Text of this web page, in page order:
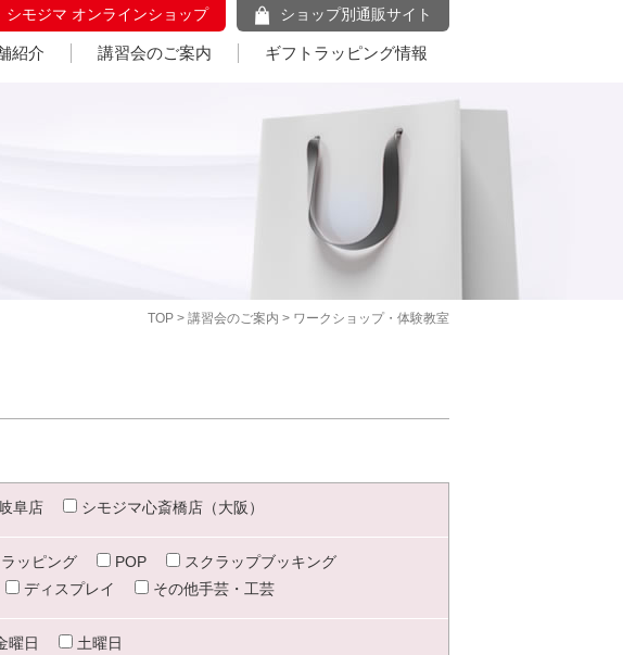
シモジマ オンラインショップ ショップ別通販サイト
紹介 講習会のご案内 ギフトラッピング情報
TOP > 講習会のご案内 > ワークショップ・体験教室
阜店 シモジマ心斎橋店（大阪）
ラッピング POP
スクラップブッキング
ディスプレイ その他手芸・工芸
曜日 土曜日